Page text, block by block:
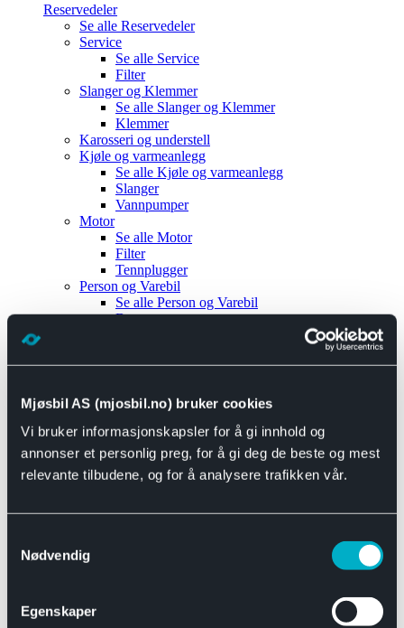
Mjøsbil AS (mjosbil.no) bruker cookies
Vi bruker informasjonskapsler for å gi innhold og
annonser et personlig preg, for å gi deg de beste og mest
relevante tilbudene, og for å analysere trafikken vår.
Nødvendig
Egenskaper
Reservedeler
Se alle Reservedeler
Service
Se alle Service
Filter
Slanger og Klemmer
Se alle Slanger og Klemmer
Klemmer
Karosseri og understell
Kjøle og varmeanlegg
Se alle Kjøle og varmeanlegg
Slanger
Vannpumper
Motor
Se alle Motor
Filter
Tennplugger
Person og Varebil
Se alle Person og Varebil
Brems
Motor og drivverk
Se alle Universal
Bremsedeler
Se alle Bremsedeler
Bremsenippler
Drivline og motor
Se alle Drivline og motor
Eksosanlegg